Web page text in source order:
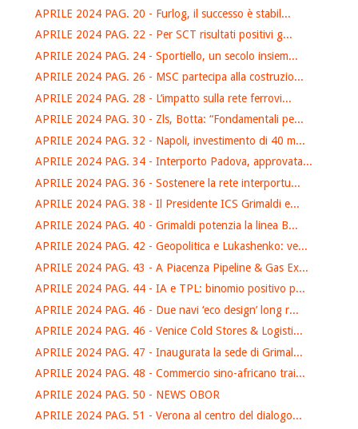
APRILE 2024 PAG. 20 - Furlog, il successo è stabil...
APRILE 2024 PAG. 22 - Per SCT risultati positivi g...
APRILE 2024 PAG. 24 - Sportiello, un secolo insiem...
APRILE 2024 PAG. 26 - MSC partecipa alla costruzio...
APRILE 2024 PAG. 28 - L’impatto sulla rete ferrovi...
APRILE 2024 PAG. 30 - Zls, Botta: “Fondamentali pe...
APRILE 2024 PAG. 32 - Napoli, investimento di 40 m...
APRILE 2024 PAG. 34 - Interporto Padova, approvata...
APRILE 2024 PAG. 36 - Sostenere la rete interportu...
APRILE 2024 PAG. 38 - Il Presidente ICS Grimaldi e...
APRILE 2024 PAG. 40 - Grimaldi potenzia la linea B...
APRILE 2024 PAG. 42 - Geopolitica e Lukashenko: ve...
APRILE 2024 PAG. 43 - A Piacenza Pipeline & Gas Ex...
APRILE 2024 PAG. 44 - IA e TPL: binomio positivo p...
APRILE 2024 PAG. 46 - Due navi ‘eco design’ long r...
APRILE 2024 PAG. 46 - Venice Cold Stores & Logisti...
APRILE 2024 PAG. 47 - Inaugurata la sede di Grimal...
APRILE 2024 PAG. 48 - Commercio sino-africano trai...
APRILE 2024 PAG. 50 - NEWS OBOR
APRILE 2024 PAG. 51 - Verona al centro del dialogo...